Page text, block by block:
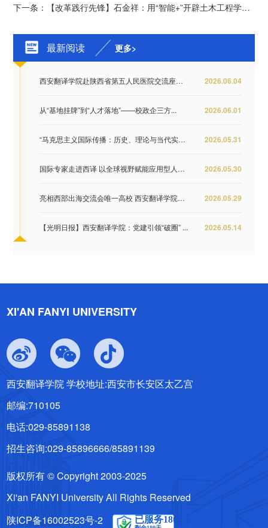
下一条：【改革践行先锋】石金祥：用“智能+”开辟土木工程学科新赛道
最新阅读 更多>
2026.06.04
西安翻译学院赴陕西省第五人民医院交流座谈 推...
2026.06.01
从“基地挂牌”到“人才落地”——校政企三方...
2026.05.31
“马克思主义国际传播：历史、理论与当代实践...
2026.05.30
国际专家走进西译 以全球视野赋能应用型人才培...
2026.05.29
亮相西部出海交流会唯一高校 西安翻译学院签约...
2026.05.14
【光明日报】西安翻译学院：党建引领“破圈” ...
XI'AN FANYI UNIVERSITY
西安翻译学院 学校地址:西安市长安区太乙宫
邮编:710105
电话:029-85891138
招生咨询:029-85896666/85891139
版权所有 © Copyright 2003-2025
Xi'an FANYI University All Rights Reserved
陕ICP备16002523号-2